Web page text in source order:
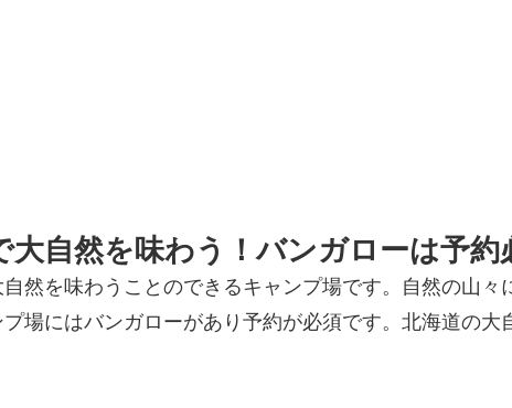
自然を味わう！バンガローは予約
然を味わうことのできるキャンプ場です。自然の山
場にはバンガローがあり予約が必須です。北海道の大